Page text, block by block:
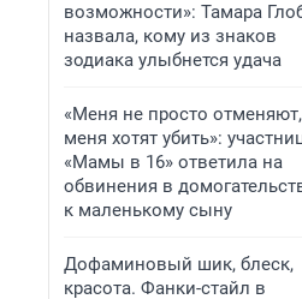
возможности»: Тамара
назвала, кому из знаков
зодиака улыбнется удача
«Меня не просто отменяют,
меня хотят убить»:
«Мамы в 16» ответила на
обвинения в
к маленькому сыну
Дофаминовый шик, блеск,
красота. Фанки-стайл в